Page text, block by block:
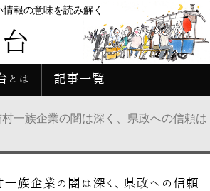
報の意味を読み解く
とは 記事一覧
村一族企業の闇は深く、県政への信頼は
一族企業の闇は深く、県政への信頼